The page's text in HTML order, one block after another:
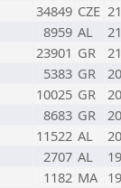
34849 CZE
8959 AL
23901 GR
5383 GR
10025 GR
8683 GR
11522 AL
2707 AL
1182 MA